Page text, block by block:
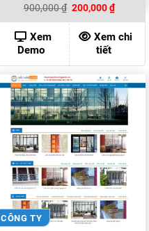
900,000₫ Giá
là:
900,000 ₫.
200,000₫Giá
hiện
tại
là:
Xem
Demo
Xem chi
tiết
CÔNG TY